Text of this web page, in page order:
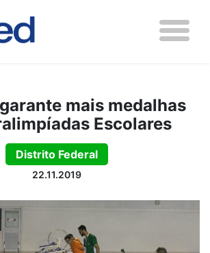
mais medalhas
Escolares
Distrito Federal
22.11.2019